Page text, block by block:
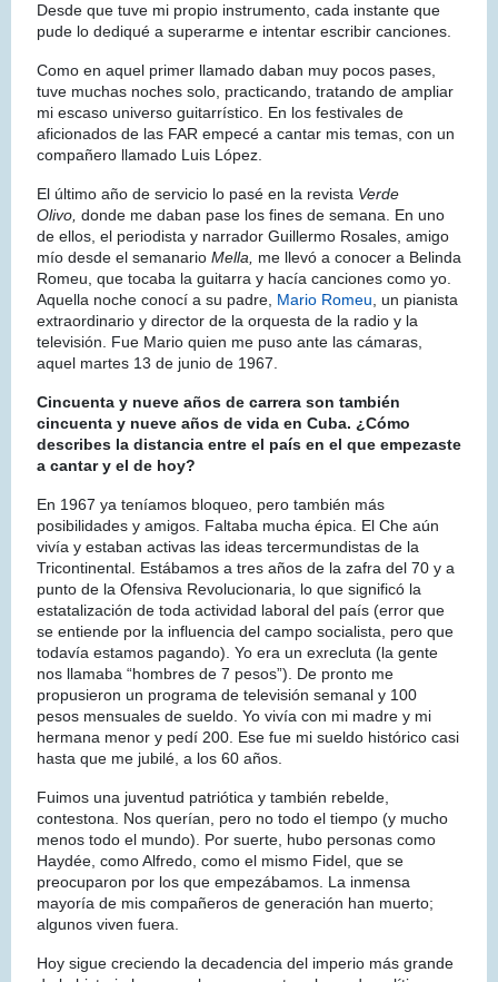
Desde que tuve mi propio instrumento, cada instante que
pude lo dediqué a superarme e intentar escribir canciones.
Como en aquel primer llamado daban muy pocos pases,
tuve muchas noches solo, practicando, tratando de ampliar
mi escaso universo guitarrístico. En los festivales de
aficionados de las FAR empecé a cantar mis temas, con un
compañero llamado Luis López.
El último año de servicio lo pasé en la revista Verde
Olivo, donde me daban pase los fines de semana. En uno
de ellos, el periodista y narrador Guillermo Rosales, amigo
mío desde el semanario Mella, me llevó a conocer a Belinda
Romeu, que tocaba la guitarra y hacía canciones como yo.
Aquella noche conocí a su padre, Mario Romeu , un pianista
extraordinario y director de la orquesta de la radio y la
televisión. Fue Mario quien me puso ante las cámaras,
aquel martes 13 de junio de 1967.
Cincuenta y nueve años de carrera son también
cincuenta y nueve años de vida en Cuba. ¿Cómo
describes la distancia entre el país en el que empezaste
a cantar y el de hoy?
En 1967 ya teníamos bloqueo, pero también más
posibilidades y amigos. Faltaba mucha épica. El Che aún
vivía y estaban activas las ideas tercermundistas de la
Tricontinental. Estábamos a tres años de la zafra del 70 y a
punto de la Ofensiva Revolucionaria, lo que significó la
estatalización de toda actividad laboral del país (error que
se entiende por la influencia del campo socialista, pero que
todavía estamos pagando). Yo era un exrecluta (la gente
nos llamaba “hombres de 7 pesos”). De pronto me
propusieron un programa de televisión semanal y 100
pesos mensuales de sueldo. Yo vivía con mi madre y mi
hermana menor y pedí 200. Ese fue mi sueldo histórico casi
hasta que me jubilé, a los 60 años.
Fuimos una juventud patriótica y también rebelde,
contestona. Nos querían, pero no todo el tiempo (y mucho
menos todo el mundo). Por suerte, hubo personas como
Haydée, como Alfredo, como el mismo Fidel, que se
preocuparon por los que empezábamos. La inmensa
mayoría de mis compañeros de generación han muerto;
algunos viven fuera.
Hoy sigue creciendo la decadencia del imperio más grande